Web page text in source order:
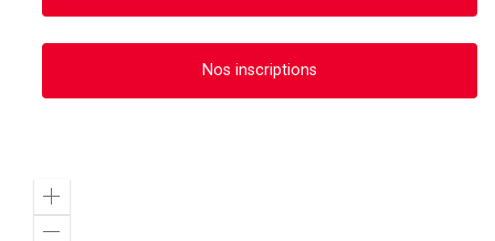
Nos inscriptions
Zoom